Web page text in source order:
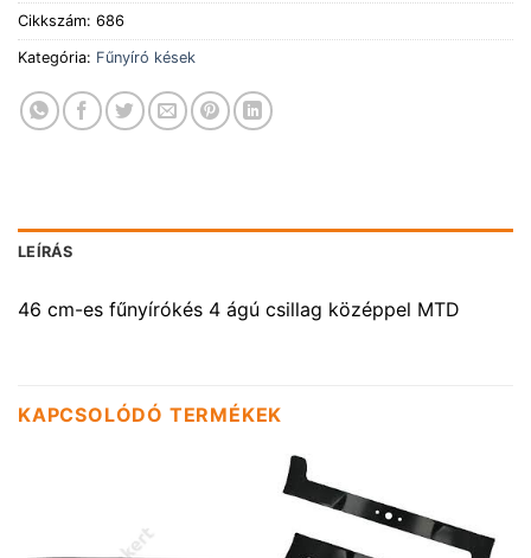
Cikkszám: 686
Kategória: Fűnyíró kések
LEÍRÁS
46 cm-es fűnyírókés 4 ágú csillag középpel MTD
KAPCSOLÓDÓ TERMÉKEK